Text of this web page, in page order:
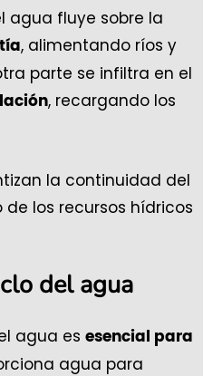
agua fluye sobre la
, alimentando ríos y
parte se infiltra en el
, recargando los
la continuidad del
los recursos hídricos
del agua
agua es esencial para
agua para